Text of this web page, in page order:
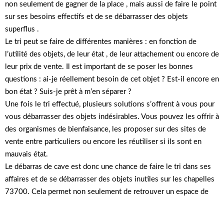
non seulement de gagner de la place , mais aussi de faire le point
sur ses besoins effectifs et de se débarrasser des objets
superflus .
Le tri peut se faire de différentes manières : en fonction de
l’utilité des objets, de leur état , de leur attachement ou encore de
leur prix de vente. Il est important de se poser les bonnes
questions : ai-je réellement besoin de cet objet ? Est-il encore en
bon état ? Suis-je prêt à m’en séparer ?
Une fois le tri effectué, plusieurs solutions s’offrent à vous pour
vous débarrasser des objets indésirables. Vous pouvez les offrir à
des organismes de bienfaisance, les proposer sur des sites de
vente entre particuliers ou encore les réutiliser si ils sont en
mauvais état.
Le débarras de cave est donc une chance de faire le tri dans ses
affaires et de se débarrasser des objets inutiles sur les chapelles
73700. Cela permet non seulement de retrouver un espace de